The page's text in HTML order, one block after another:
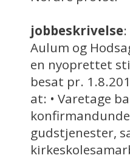
jobbeskrivelse:
Aulum og
en nyoprettet
besat pr.
at: • Varetage
gudstjenester,